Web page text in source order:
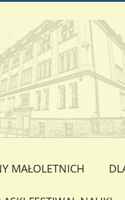
MAŁOLETNICH